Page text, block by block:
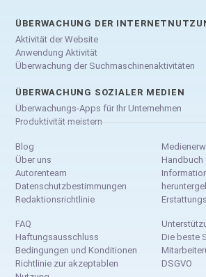
ÜBERWACHUNG DER
Aktivität der Website
Anwendung Aktivität
Überwachung der Suchmaschinenaktivitäten
ÜBERWACHUNG SOZIALER MEDIEN
Überwachungs-Apps für Ihr Unternehmen
Produktivität meistern
Blog
Über uns
Autorenteam
Datenschutzbestimmungen
Redaktionsrichtlinie
Handbuch
FAQ
Haftungsausschluss
Bedingungen und Konditionen
Richtlinie zur akzeptablen
Die beste
DSGVO